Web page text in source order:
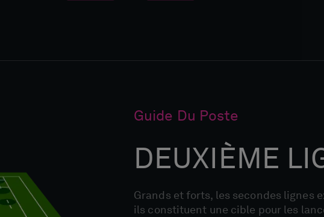
Guide Du Poste
DEUXIÈME
Grands et forts, les secondes lignes
ils constituent une cible pour les